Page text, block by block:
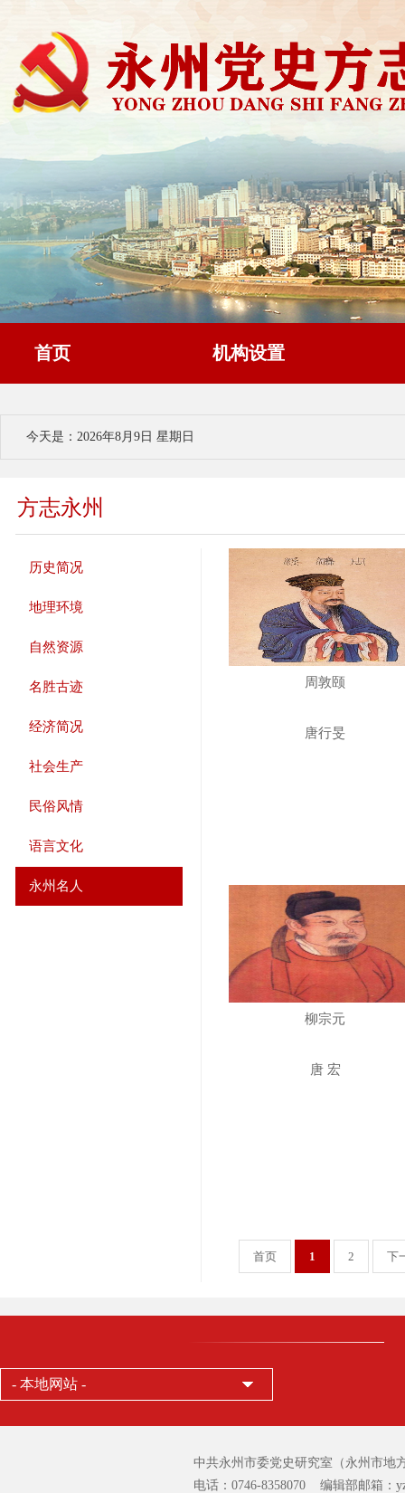
首页 机构设置
今天是：2026年8月9日 星期日
方志永州
历史简况
地理环境
自然资源
名胜古迹
经济简况
社会生产
民俗风情
语言文化
永州名人
周敦颐
唐行旻
柳宗元
唐 宏
首页 1 2 下
- 本地网站 -
中共永州市委党史研究室（永州市地
电话：0746-8358070 编辑部邮箱：